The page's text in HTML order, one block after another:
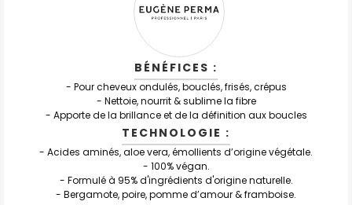
BÉNÉFICES :
- Pour cheveux ondulés, bouclés, frisés, crépus
- Nettoie, nourrit & sublime la fibre
- Apporte de la brillance et de la définition aux boucles
TECHNOLOGIE :
- Acides aminés, aloe vera, émollients d’origine végétale.
- 100% végan.
- Formulé à 95% d'ingrédients d'origine naturelle.
- Bergamote, poire, pomme d’amour & framboise.